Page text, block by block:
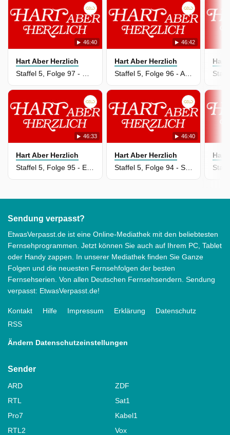
46:40
Hart Aber Herzlich
Staffel 5, Folge 97 - Gift im Whisky
46:42
Hart Aber Herzlich
Staffel 5, Folge 96 - Alte Liebe macht blind
46:33
Hart Aber Herzlich
46:40
Hart Aber Herzlich
Staffel 5, Folge 94 - Spiel, Satz, Mord!
Hart
Hart
Sendung verpasst?
EtwasVerpasst.de ist eine Online-Mediathek mit den beliebtesten
Fernsehprogrammen. Jetzt können Sie auch auf Ihrem PC, Tablet
oder Handy zappen. In unserer Mediathek finden Sie Ganze
Folgen und die neuesten Fernsehfolgen der besten
Fernsehserien. Von allen Deutschen Fernsehsendern. Sendung
verpasst: EtwasVerpasst.de!
Kontakt Hilfe Impressum Erklärung
Datenschutz
RSS
Ändern Datenschutzeinstellungen
Sender
ARD
ZDF
RTL
Sat1
Pro7
Kabel1
RTL2
Vox